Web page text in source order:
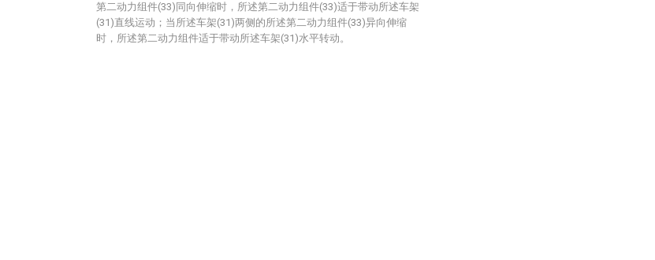
第二动力组件(33)同向伸缩时，所述第二动力组件(33)适于带动所述车架
(31)直线运动；当所述车架(31)两侧的所述第二动力组件(33)异向伸缩
时，所述第二动力组件适于带动所述车架(31)水平转动。